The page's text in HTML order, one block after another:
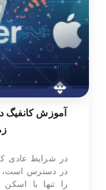
در شرایط عادی که